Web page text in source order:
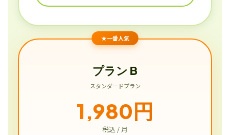
★一番人気
プラン B
スタンダードプラン
1,980円
税込 / 月